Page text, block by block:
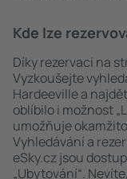
Kde lze
Díky rezervaci na
Vyzkoušejte
Hardeeville a
oblíbilo i možnost
umožňuje
Vyhledávání a
eSky.cz jsou
„Ubytování“.